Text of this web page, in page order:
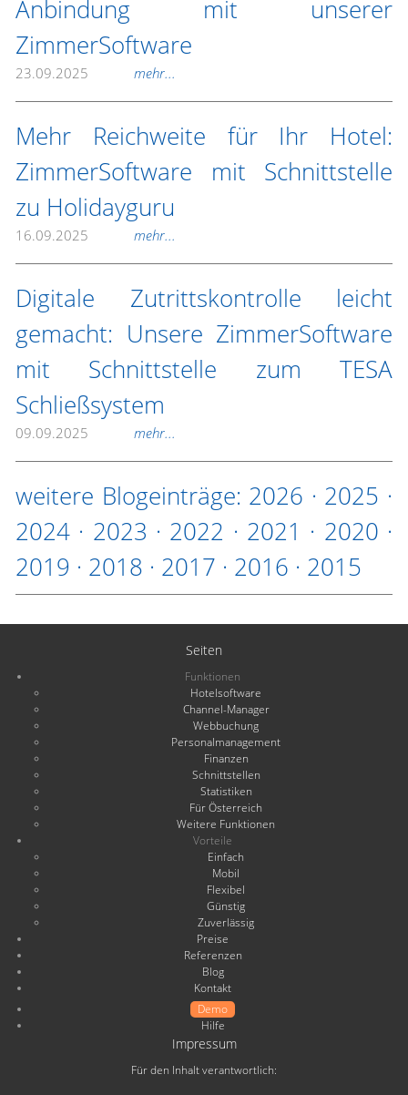
Anbindung mit unserer
ZimmerSoftware
23.09.2025 mehr...
Mehr Reichweite für Ihr Hotel:
ZimmerSoftware mit Schnittstelle
zu Holidayguru
16.09.2025 mehr...
Digitale Zutrittskontrolle leicht
gemacht: Unsere ZimmerSoftware
mit Schnittstelle zum TESA
Schließsystem
09.09.2025 mehr...
weitere Blogeinträge: 2026 · 2025 ·
2024 · 2023 · 2022 · 2021 · 2020 ·
2019 · 2018 · 2017 · 2016 · 2015
Seiten
Funktionen
Hotelsoftware
Channel-Manager
Webbuchung
Personalmanagement
Finanzen
Schnittstellen
Statistiken
Für Österreich
Weitere Funktionen
Vorteile
Einfach
Mobil
Flexibel
Günstig
Zuverlässig
Preise
Referenzen
Blog
Kontakt
Demo
Hilfe
Impressum
Für den Inhalt verantwortlich: